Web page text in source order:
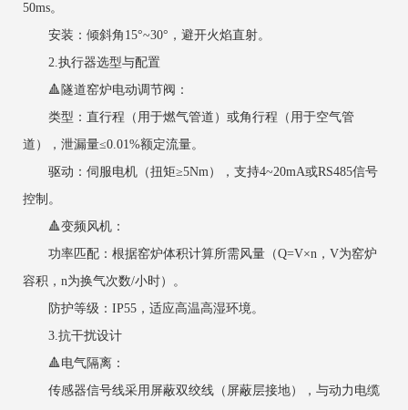
50ms。
安装：倾斜角15°~30°，避开火焰直射。
2.执行器选型与配置
‌🔺隧道窑炉电动调节阀‌：
类型：直行程（用于燃气管道）或角行程（用于空气管
道），泄漏量≤0.01%额定流量。
驱动：伺服电机（扭矩≥5Nm），支持4~20mA或RS485信号
控制。
‌🔺变频风机‌：
功率匹配：根据窑炉体积计算所需风量（Q=V×n，V为窑炉
容积，n为换气次数/小时）。
防护等级：IP55，适应高温高湿环境。
3.抗干扰设计
‌🔺电气隔离‌：
传感器信号线采用屏蔽双绞线（屏蔽层接地），与动力电缆